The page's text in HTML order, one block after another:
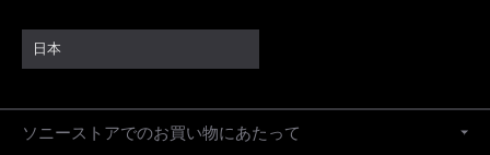
日本
ソニーストアでのお買い物にあたって